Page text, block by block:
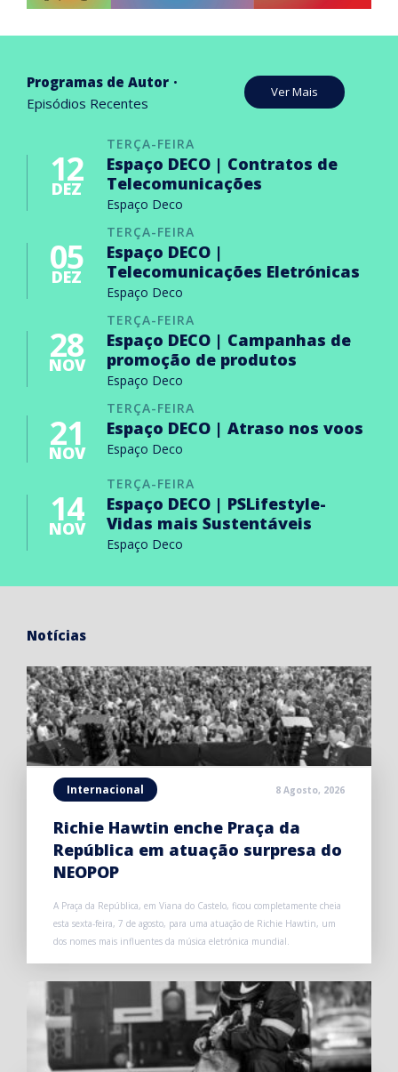
Programas de Autor
Episódios Recentes
Ver Mais
TERÇA-FEIRA
12
DEZ
Espaço DECO | Contratos de
Telecomunicações
Espaço Deco
TERÇA-FEIRA
05
DEZ
Espaço DECO |
Telecomunicações Eletrónicas
Espaço Deco
TERÇA-FEIRA
28
NOV
Espaço DECO | Campanhas de
promoção de produtos
Espaço Deco
TERÇA-FEIRA
21
NOV
Espaço DECO | Atraso nos voos
Espaço Deco
TERÇA-FEIRA
14
NOV
Espaço DECO | PSLifestyle-
Vidas mais Sustentáveis
Espaço Deco
Notícias
Internacional 8 Agosto, 2026
Richie Hawtin enche Praça da
República em atuação surpresa do
NEOPOP
A Praça da República, em Viana do Castelo, ficou completamente cheia
esta sexta-feira, 7 de agosto, para uma atuação de Richie Hawtin, um
dos nomes mais influentes da música eletrónica mundial.